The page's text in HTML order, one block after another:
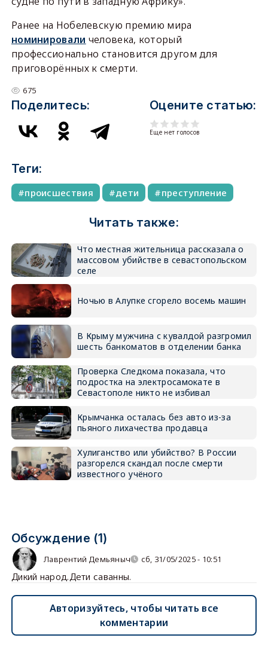
Ранее на Нобелевскую премию мира
номинировали человека, который
профессионально становится другом для
приговорённых к смерти.
675
Поделитесь: Оцените статью:
Еще нет голосов
Теги:
происшествия дети преступление
Читать также:
Что местная жительница рассказала о
массовом убийстве в севастопольском
селе
Ночью в Алупке сгорело восемь машин
В Крыму мужчина с кувалдой разгромил
шесть банкоматов в отделении банка
Проверка Следкома показала, что
подростка на электросамокате в
Севастополе никто не избивал
Крымчанка осталась без авто из-за
пьяного лихачества продавца
Хулиганство или убийство? В России
разгорелся скандал после смерти
известного учёного
Обсуждение (1)
Лаврентий Демьяныч сб, 31/05/2025 - 10:51
Дикий народ.Дети саванны.
Авторизуйтесь, чтобы читать все
комментарии